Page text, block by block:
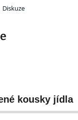
Diskuze
kousky jídla